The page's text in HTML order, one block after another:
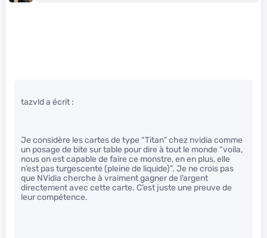
tazvld a écrit :
Je considère les cartes de type “Titan” chez nvidia comme
un posage de bite sur table pour dire à tout le monde “voila,
nous on est capable de faire ce monstre, en en plus, elle
n’est pas turgescente (pleine de liquide)”. Je ne crois pas
que NVidia cherche à vraiment gagner de l’argent
directement avec cette carte. C’est juste une preuve de
leur compétence.